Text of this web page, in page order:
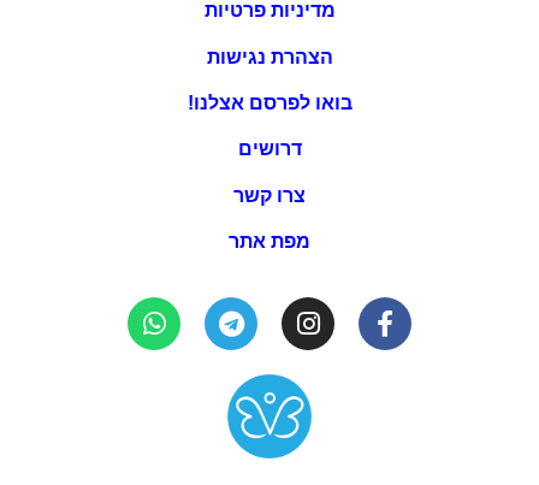
מדיניות פרטיות
הצהרת נגישות
בואו לפרסם אצלנו!
דרושים
צרו קשר
מפת אתר